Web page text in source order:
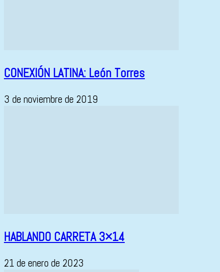
CONEXIÓN LATINA: León Torres
3 de noviembre de 2019
HABLANDO CARRETA 3×14
21 de enero de 2023